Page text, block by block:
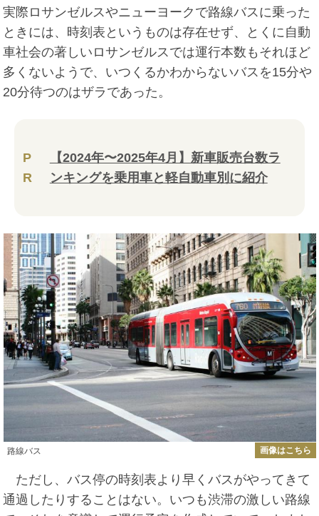
実際ロサンゼルスやニューヨークで路線バスに乗った
ときには、時刻表というものは存在せず、とくに自動
車社会の著しいロサンゼルスでは運行本数もそれほど
多くないようで、いつくるかわからないバスを15分や
20分待つのはザラであった。
P
R
【2024年〜2025年4月】新車販売台数ラ
ンキングを乗用車と軽自動車別に紹介
路線バス 画像はこちら
ただし、バス停の時刻表より早くバスがやってきて
通過したりすることはない。いつも渋滞の激しい路線